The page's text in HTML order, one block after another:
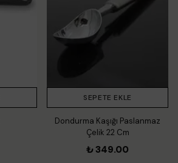
SEPETE EKLE
Dondurma Kaşığı Paslanmaz
Çelik 22 Cm
₺ 349.00